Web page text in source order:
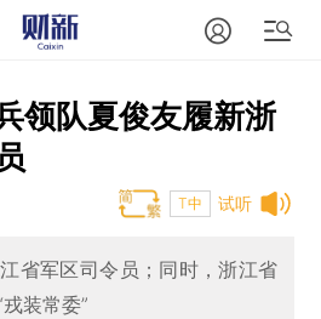
领队夏俊友履新浙
试听
T中
省军区司令员；同时，浙江省
装常委”